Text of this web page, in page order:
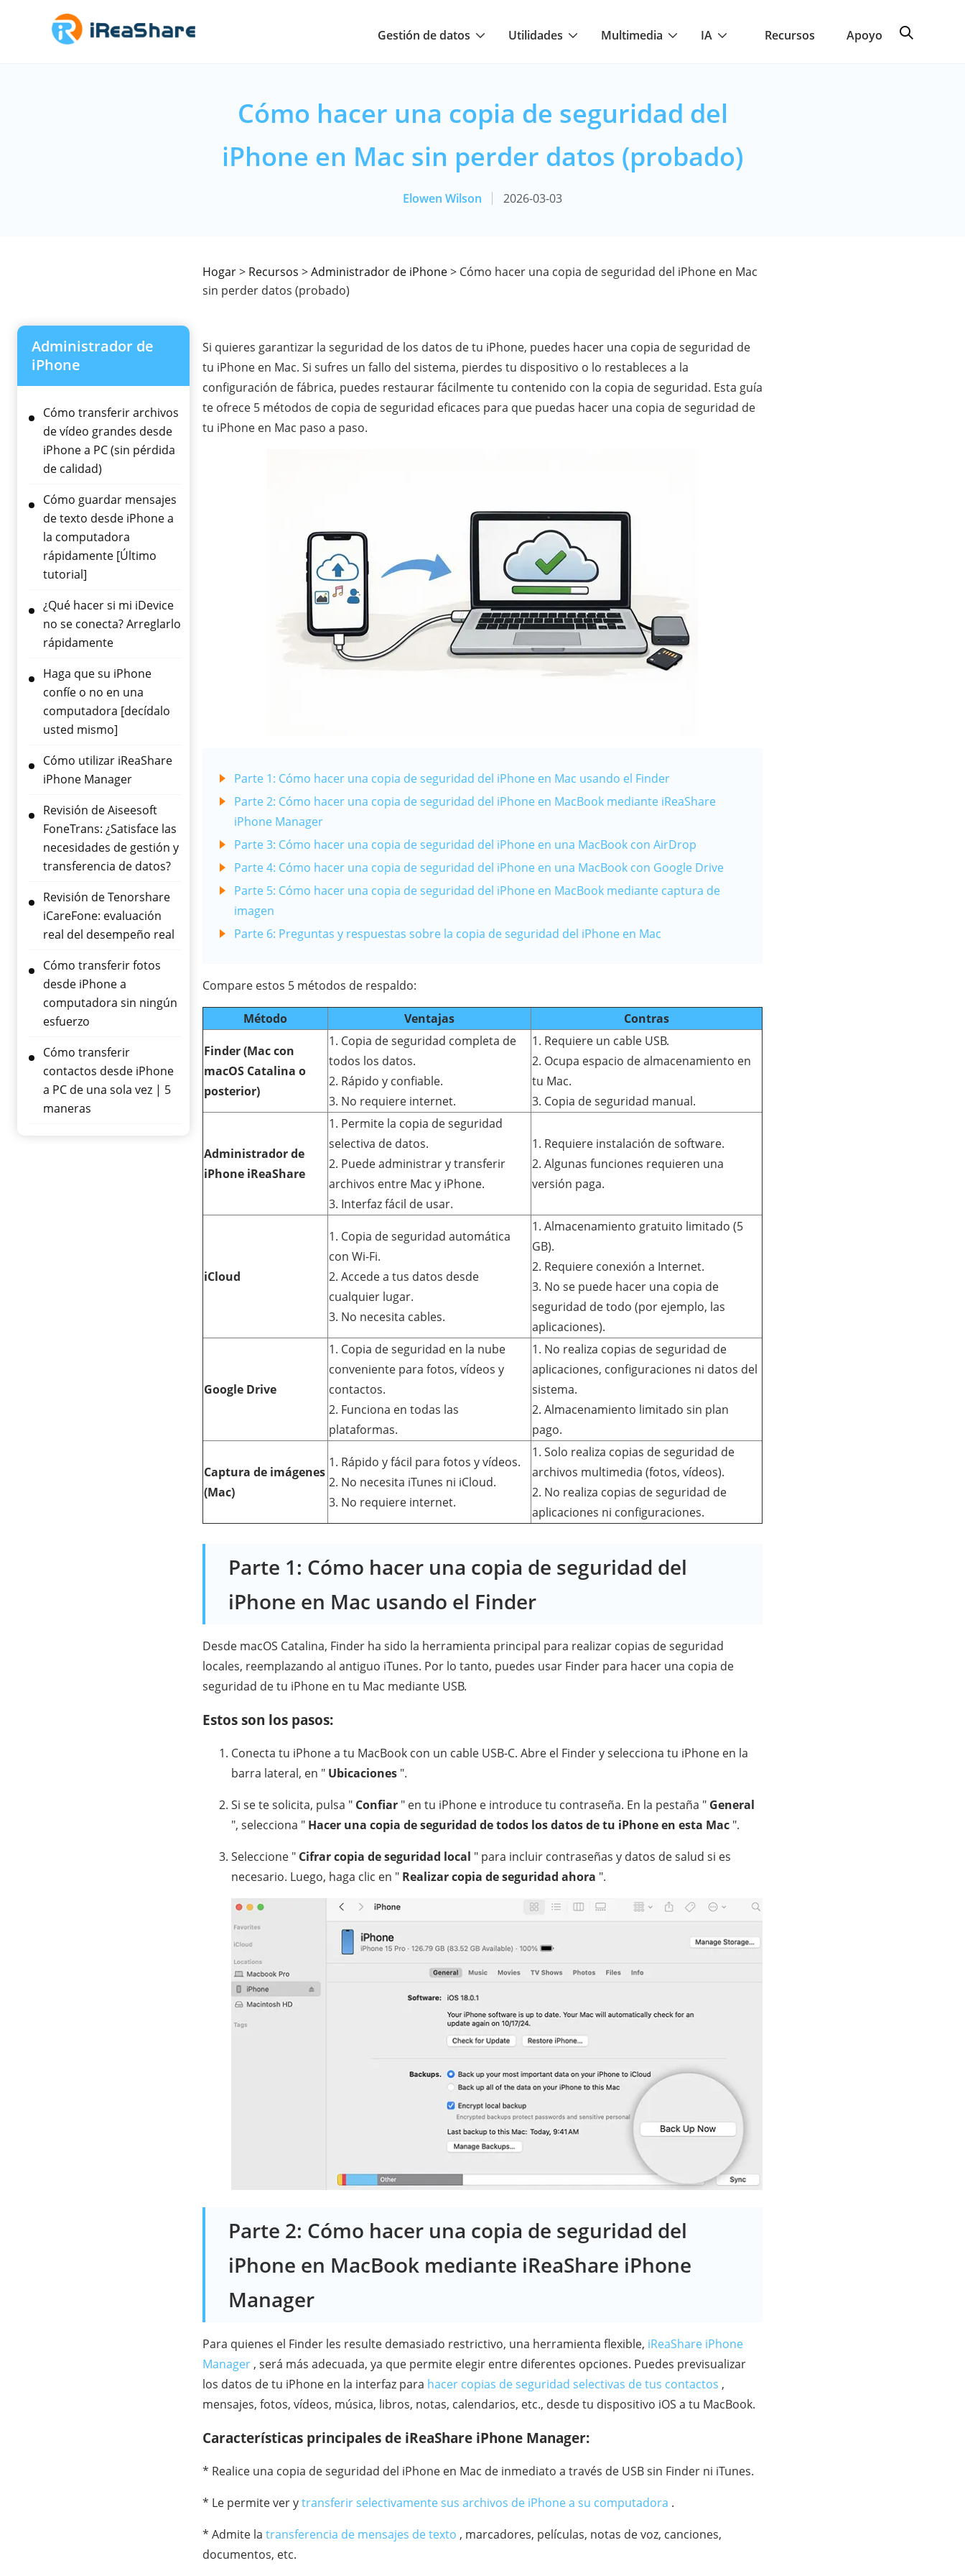
Gestión de datos Utilidades Multimedia IA Recursos Apoyo
Cómo hacer una copia de seguridad del
iPhone en Mac sin perder datos (probado)
Elowen Wilson 2026-03-03
Hogar> Recursos >Administrador de iPhone> Cómo hacer una copia de seguridad del iPhone en Mac
sin perder datos (probado)
Administrador de
iPhone
Cómo transferir archivos
de vídeo grandes desde
iPhone a PC (sin pérdida
de calidad)
Cómo guardar mensajes
de texto desde iPhone a
la computadora
rápidamente [Último
tutorial]
¿Qué hacer si mi iDevice
no se conecta? Arreglarlo
rápidamente
Haga que su iPhone
confíe o no en una
computadora [decídalo
usted mismo]
Cómo utilizar iReaShare
iPhone Manager
Revisión de Aiseesoft
FoneTrans: ¿Satisface las
necesidades de gestión y
transferencia de datos?
Revisión de Tenorshare
iCareFone: evaluación
real del desempeño real
Cómo transferir fotos
desde iPhone a
computadora sin ningún
esfuerzo
Cómo transferir
contactos desde iPhone
a PC de una sola vez | 5
maneras
Si quieres garantizar la seguridad de los datos de tu iPhone, puedes hacer una copia de seguridad de
tu iPhone en Mac. Si sufres un fallo del sistema, pierdes tu dispositivo o lo restableces a la
configuración de fábrica, puedes restaurar fácilmente tu contenido con la copia de seguridad. Esta guía
te ofrece 5 métodos de copia de seguridad eficaces para que puedas hacer una copia de seguridad de
tu iPhone en Mac paso a paso.
Parte 1: Cómo hacer una copia de seguridad del iPhone en Mac usando el Finder
Parte 2: Cómo hacer una copia de seguridad del iPhone en MacBook mediante iReaShare
iPhone Manager
Parte 3: Cómo hacer una copia de seguridad del iPhone en una MacBook con AirDrop
Parte 4: Cómo hacer una copia de seguridad del iPhone en una MacBook con Google Drive
Parte 5: Cómo hacer una copia de seguridad del iPhone en MacBook mediante captura de
imagen
Parte 6: Preguntas y respuestas sobre la copia de seguridad del iPhone en Mac
Compare estos 5 métodos de respaldo:
Método Ventajas Contras
Finder (Mac con
macOS Catalina o
posterior)
1. Copia de seguridad completa de
todos los datos.
2. Rápido y confiable.
3. No requiere internet.
1. Requiere un cable USB.
2. Ocupa espacio de almacenamiento en
tu Mac.
3. Copia de seguridad manual.
Administrador de
iPhone iReaShare
1. Permite la copia de seguridad
selectiva de datos.
2. Puede administrar y transferir
archivos entre Mac y iPhone.
3. Interfaz fácil de usar.
1. Requiere instalación de software.
2. Algunas funciones requieren una
versión paga.
iCloud
1. Copia de seguridad automática
con Wi-Fi.
2. Accede a tus datos desde
cualquier lugar.
3. No necesita cables.
1. Almacenamiento gratuito limitado (5
GB).
2. Requiere conexión a Internet.
3. No se puede hacer una copia de
seguridad de todo (por ejemplo, las
aplicaciones).
Google Drive
1. Copia de seguridad en la nube
conveniente para fotos, vídeos y
contactos.
2. Funciona en todas las
plataformas.
1. No realiza copias de seguridad de
aplicaciones, configuraciones ni datos del
sistema.
2. Almacenamiento limitado sin plan
pago.
Captura de imágenes
(Mac)
1. Rápido y fácil para fotos y vídeos.
2. No necesita iTunes ni iCloud.
3. No requiere internet.
1. Solo realiza copias de seguridad de
archivos multimedia (fotos, vídeos).
2. No realiza copias de seguridad de
aplicaciones ni configuraciones.
Parte 1: Cómo hacer una copia de seguridad del
iPhone en Mac usando el Finder
Desde macOS Catalina, Finder ha sido la herramienta principal para realizar copias de seguridad
locales, reemplazando al antiguo iTunes. Por lo tanto, puedes usar Finder para hacer una copia de
seguridad de tu iPhone en tu Mac mediante USB.
Estos son los pasos:
Conecta tu iPhone a tu MacBook con un cable USB-C. Abre el Finder y selecciona tu iPhone en la
barra lateral, en " Ubicaciones ".
Si se te solicita, pulsa " Confiar " en tu iPhone e introduce tu contraseña. En la pestaña " General
", selecciona " Hacer una copia de seguridad de todos los datos de tu iPhone en esta Mac ".
Seleccione " Cifrar copia de seguridad local " para incluir contraseñas y datos de salud si es
necesario. Luego, haga clic en " Realizar copia de seguridad ahora ".
Parte 2: Cómo hacer una copia de seguridad del
iPhone en MacBook mediante iReaShare iPhone
Manager
Para quienes el Finder les resulte demasiado restrictivo, una herramienta flexible, iReaShare iPhone
Manager , será más adecuada, ya que permite elegir entre diferentes opciones. Puedes previsualizar
los datos de tu iPhone en la interfaz para hacer copias de seguridad selectivas de tus contactos ,
mensajes, fotos, vídeos, música, libros, notas, calendarios, etc., desde tu dispositivo iOS a tu MacBook.
Características principales de iReaShare iPhone Manager:
* Realice una copia de seguridad del iPhone en Mac de inmediato a través de USB sin Finder ni iTunes.
* Le permite ver ytransferir selectivamente sus archivos de iPhone a su computadora .
* Admite la transferencia de mensajes de texto , marcadores, películas, notas de voz, canciones,
documentos, etc.